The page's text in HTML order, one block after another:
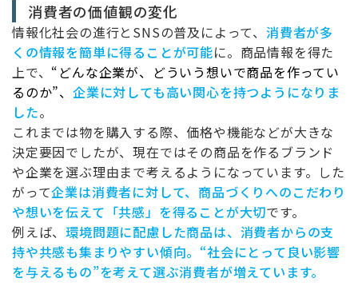
消費者の価値観の変化
情報化社会の進行とSNSの普及によって、 消費者が多
くの情報を簡単に得ることが可能に。商品情報を得た
上で、 “どんな企業が、どういう想いで商品を作ってい
るのか”、 企業に対しても高い関心を持つようになりま
した。
これまでは物を購入する際、価格や機能などが大きな
決定要因でしたが、現在ではその商品を作るブランド
や企業を選ぶ理由まで考えるようになっています。した
がって企業は消費者に対して、商品づくりへのこだわり
や想いを伝えて「共感」を得ることが大切です。
例えば、環境問題に配慮した商品は、消費者からの支
持や共感も集まりやすい傾向。“社会にとって良い影響
を与えるもの”を考えて選ぶ消費者が増えています。